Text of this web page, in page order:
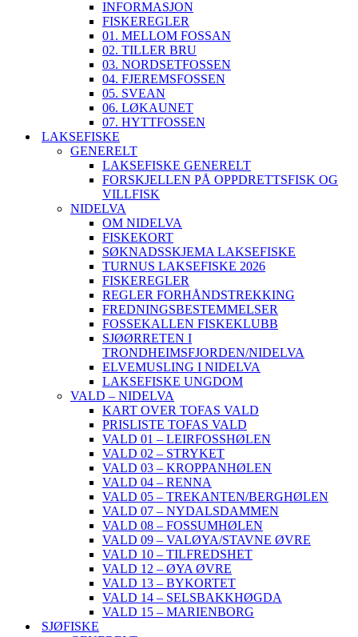
INFORMASJON
FISKEREGLER
01. MELLOM FOSSAN
02. TILLER BRU
03. NORDSETFOSSEN
04. FJEREMSFOSSEN
05. SVEAN
06. LØKAUNET
07. HYTTFOSSEN
LAKSEFISKE
GENERELT
LAKSEFISKE GENERELT
FORSKJELLEN PÅ OPPDRETTSFISK OG
VILLFISK
NIDELVA
OM NIDELVA
FISKEKORT
SØKNADSSKJEMA LAKSEFISKE
TURNUS LAKSEFISKE 2026
FISKEREGLER
REGLER FORHÅNDSTREKKING
FREDNINGSBESTEMMELSER
FOSSEKALLEN FISKEKLUBB
SJØØRRETEN I
TRONDHEIMSFJORDEN/NIDELVA
ELVEMUSLING I NIDELVA
LAKSEFISKE UNGDOM
VALD – NIDELVA
KART OVER TOFAS VALD
PRISLISTE TOFAS VALD
VALD 01 – LEIRFOSSHØLEN
VALD 02 – STRYKET
VALD 03 – KROPPANHØLEN
VALD 04 – RENNA
VALD 05 – TREKANTEN/BERGHØLEN
VALD 07 – NYDALSDAMMEN
VALD 08 – FOSSUMHØLEN
VALD 09 – VALØYA/STAVNE ØVRE
VALD 10 – TILFREDSHET
VALD 12 – ØYA ØVRE
VALD 13 – BYKORTET
VALD 14 – SELSBAKKHØGDA
VALD 15 – MARIENBORG
SJØFISKE